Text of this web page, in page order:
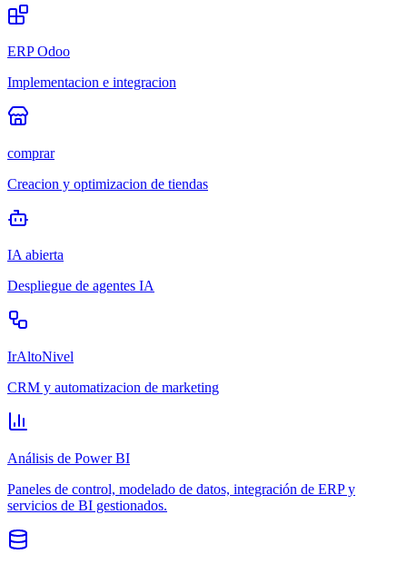
ERP Odoo
Implementacion e integracion
comprar
Creacion y optimizacion de tiendas
IA abierta
Despliegue de agentes IA
IrAltoNivel
CRM y automatizacion de marketing
Análisis de Power BI
Paneles de control, modelado de datos, integración de ERP y
servicios de BI gestionados.